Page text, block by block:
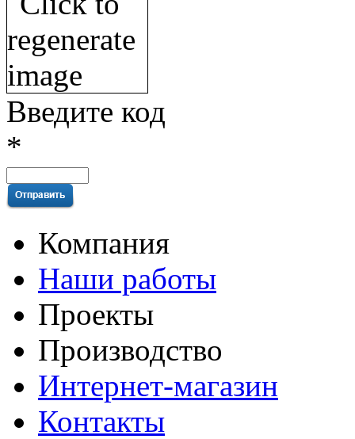
Введите код
*
Компания
Наши работы
Проекты
Производство
Интернет-магазин
Контакты